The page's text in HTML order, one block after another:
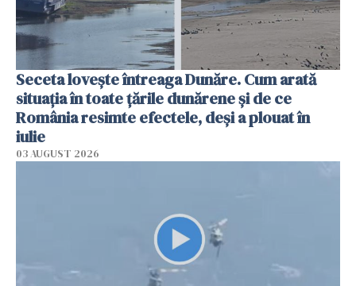
Seceta lovește întreaga Dunăre. Cum arată
situația în toate țările dunărene și de ce
România resimte efectele, deși a plouat în
iulie
03 AUGUST 2026